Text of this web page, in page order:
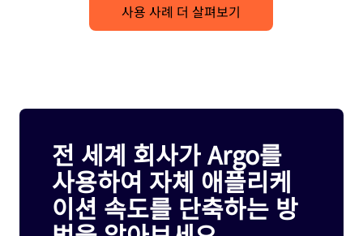
사용 사례 더 살펴보기
전 세계 회사가 Argo를
사용하여 자체 애플리케
이션 속도를 단축하는 방